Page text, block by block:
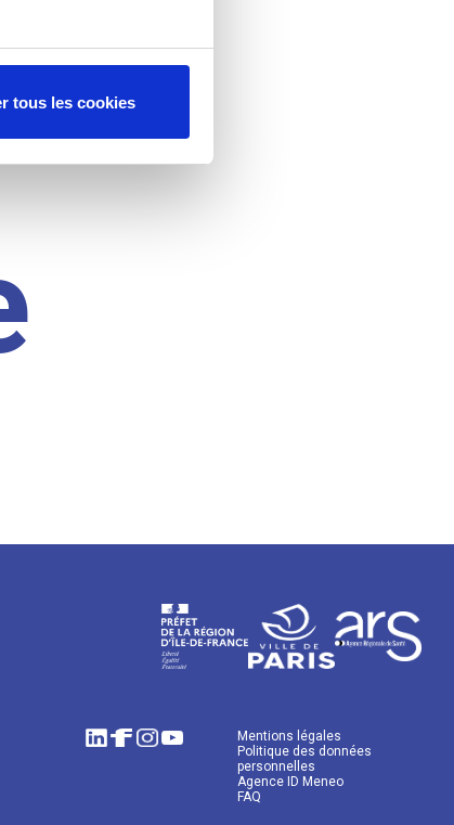
tous les cookies
Mentions légales
Politique des données
personnelles
Agence ID Meneo
FAQ